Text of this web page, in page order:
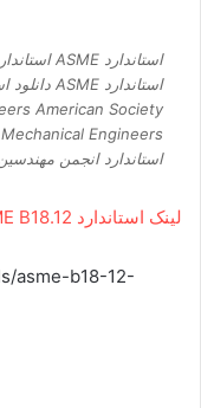
American Society
استاندارد انجمن
لینک استاندارد ASME B18.12 :
asme-b18-12-